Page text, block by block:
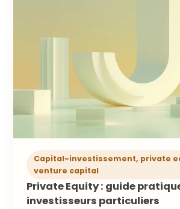
Private Equity : guide
investisseurs particuliers
Capital-investissement, private
venture capital